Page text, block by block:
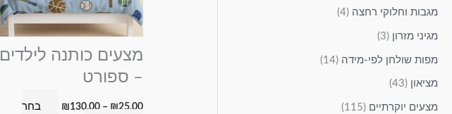
מגבות וחלוקי רחצה (4)
מגיני מזרון (3)
מפות שולחן לפי-מידה (14)
מציאון (43)
מצעים יוקרתיים (115)
מצעים כותנה לילדים
– ספורט
₪25.00
–
₪ 130.00
בחר
ניתן
לבחור
את
המוצר